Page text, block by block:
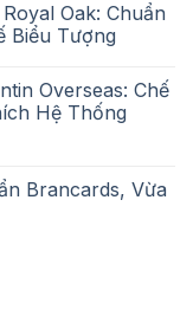
Oak: Chuẩn
Biểu Tượng
Overseas: Chế
Hệ Thống
Brancards, Vừa